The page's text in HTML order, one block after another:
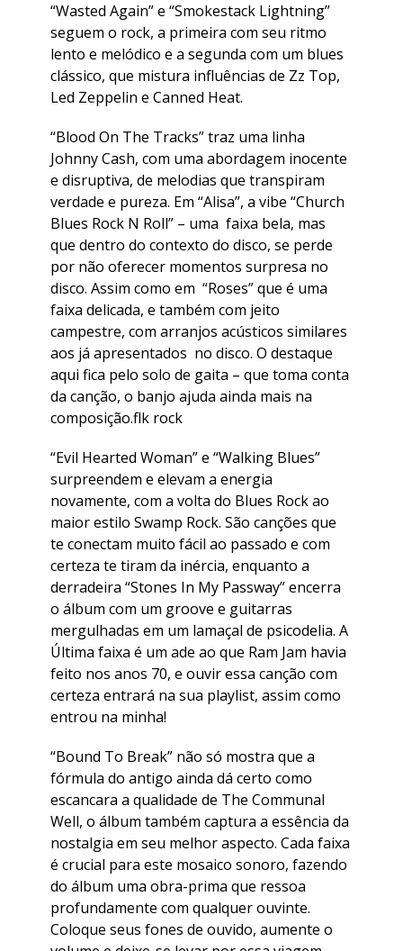
“Wasted Again” e “Smokestack Lightning”
seguem o rock, a primeira com seu ritmo
lento e melódico e a segunda com um blues
clássico, que mistura influências de Zz Top,
Led Zeppelin e Canned Heat.
“Blood On The Tracks” traz uma linha
Johnny Cash, com uma abordagem inocente
e disruptiva, de melodias que transpiram
verdade e pureza. Em “Alisa”, a vibe “Church
Blues Rock N Roll” – uma faixa bela, mas
que dentro do contexto do disco, se perde
por não oferecer momentos surpresa no
disco. Assim como em “Roses” que é uma
faixa delicada, e também com jeito
campestre, com arranjos acústicos similares
aos já apresentados no disco. O destaque
aqui fica pelo solo de gaita – que toma conta
da canção, o banjo ajuda ainda mais na
composição.flk rock
“Evil Hearted Woman” e “Walking Blues”
surpreendem e elevam a energia
novamente, com a volta do Blues Rock ao
maior estilo Swamp Rock. São canções que
te conectam muito fácil ao passado e com
certeza te tiram da inércia, enquanto a
derradeira “Stones In My Passway” encerra
o álbum com um groove e guitarras
mergulhadas em um lamaçal de psicodelia. A
Última faixa é um ade ao que Ram Jam havia
feito nos anos 70, e ouvir essa canção com
certeza entrará na sua playlist, assim como
entrou na minha!
“Bound To Break” não só mostra que a
fórmula do antigo ainda dá certo como
escancara a qualidade de The Communal
Well, o álbum também captura a essência da
nostalgia em seu melhor aspecto. Cada faixa
é crucial para este mosaico sonoro, fazendo
do álbum uma obra-prima que ressoa
profundamente com qualquer ouvinte.
Coloque seus fones de ouvido, aumente o